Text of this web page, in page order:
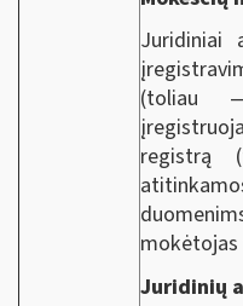
Juridiniai
(toliau
registrą
Juridinių